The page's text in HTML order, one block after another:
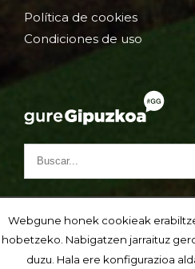
Política de cookies
Condiciones de uso
Webgune honek cookieak
hobetzeko. Nabigatzen jarraituz
duzu. Hala ere konfigurazioa